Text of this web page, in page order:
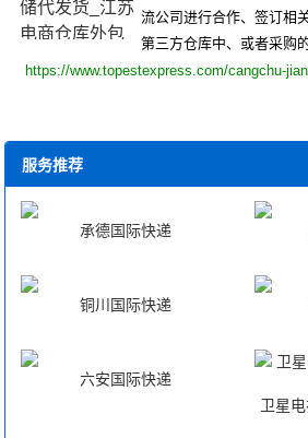
流公司进行合作、签订相
第三方仓库中、或者采购
https://www.topestexpress.com/cangchu-
服务推荐
承德国际快递
铜川国际快递
六安国际快递
卫星